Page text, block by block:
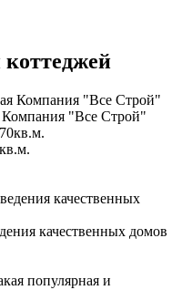
коттеджей
Компания "Все Строй"
качественных домов